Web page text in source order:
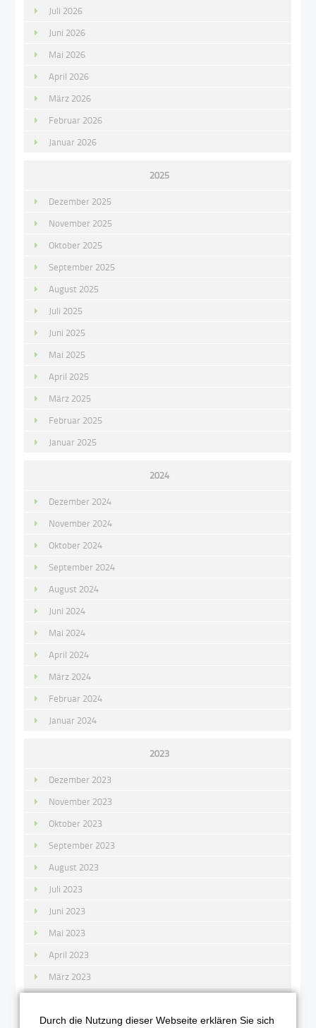
Juli 2026
Juni 2026
Mai 2026
April 2026
März 2026
Februar 2026
Januar 2026
2025
Dezember 2025
November 2025
Oktober 2025
September 2025
August 2025
Juli 2025
Juni 2025
Mai 2025
April 2025
März 2025
Februar 2025
Januar 2025
2024
Dezember 2024
November 2024
Oktober 2024
September 2024
August 2024
Juni 2024
Mai 2024
April 2024
März 2024
Februar 2024
Januar 2024
2023
Dezember 2023
November 2023
Oktober 2023
September 2023
August 2023
Juli 2023
Juni 2023
Mai 2023
April 2023
März 2023
Januar 2023
Durch die Nutzung dieser Webseite erklären Sie sich